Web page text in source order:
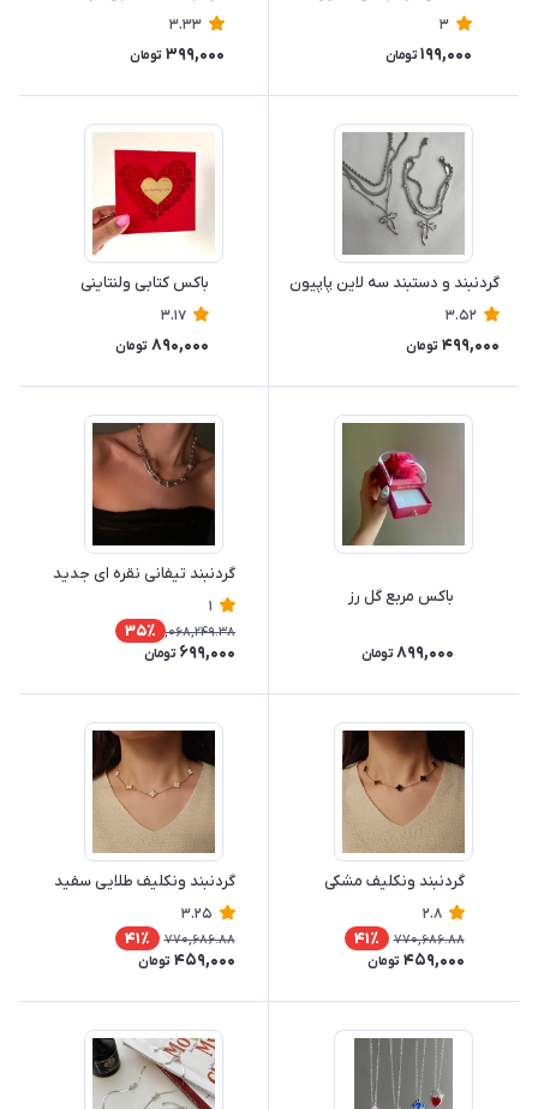
3
199,000 تومان
3.33
399,000 تومان
گردنبند و دستبند سه لاین پاپیون
3.52
499,000 تومان
باکس کتابی ولنتاینی
3.17
890,000 تومان
باکس مربع گل رز
899,000 تومان
گردنبند تیفانی نقره ای جدید
1
1,068,249.38 35٪
699,000 تومان
گردنبند ونکلیف مشکی
2.8
770,686.88 41٪
459,000 تومان
گردنبند ونکلیف طلایی سفید
3.25
770,686.88 41٪
459,000 تومان